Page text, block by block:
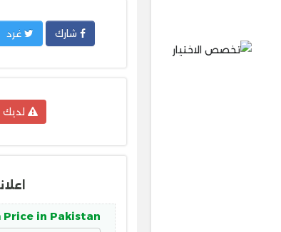
شارك غرد
لديك
Price in Pakistan